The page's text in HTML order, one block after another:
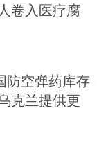
卷入医疗腐
防空弹药库存
克兰提供更